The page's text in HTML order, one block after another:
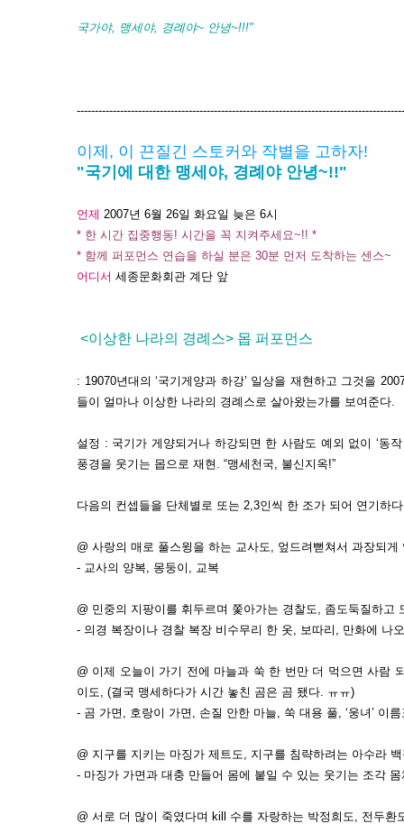
국가야, 맹세야, 경례야~ 안녕~!!!"
이제, 이 끈질긴 스토커와 작별을 고하자!
"국기에 대한 맹세야, 경례야 안녕~!!"
언제 2007년 6월 26일 화요일 늦은 6시
* 한 시간 집중행동! 시간을 꼭 지켜주세요~!! *
* 함께 퍼포먼스 연습을 하실 분은 30분 먼저 도착하는 센스~
어디서 세종문화회관 계단 앞
<이상한 나라의 경례스> 몹 퍼포먼스
: 19070년대의 ‘국기게양과 하강’ 일상을 재현하고 그것을
들이 얼마나 이상한 나라의 경례스로 살아왔는가를 보여준다.
설정 : 국기가 게양되거나 하강되면 한 사람도 예외 없이 ‘동
풍경을 웃기는 몹으로 재현. “맹세천국, 불신지옥!”
다음의 컨셉들을 단체별로 또는 2,3인씩 한 조가 되어 연기하
@ 사랑의 매로 풀스윙을 하는 교사도, 엎드려뻗쳐서 과장되
- 교사의 양복, 몽둥이, 교복
@ 민중의 지팡이를 휘두르며 쫓아가는 경찰도, 좀도둑질하고
- 의경 복장이나 경찰 복장 비수무리 한 옷, 보따리, 만화에 나
@ 이제 오늘이 가기 전에 마늘과 쑥 한 번만 더 먹으면 사람
이도, (결국 맹세하다가 시간 놓친 곰은 곰 됐다. ㅠㅠ)
- 곰 가면, 호랑이 가면, 손질 안한 마늘, 쑥 대용 풀, ‘웅녀’ 이름
@ 지구를 지키는 마징가 제트도, 지구를 침략하려는 아수라
- 마징가 가면과 대충 만들어 몸에 붙일 수 있는 웃기는 조각
@ 서로 더 많이 죽였다며 kill 수를 자랑하는 박정희도, 전두환